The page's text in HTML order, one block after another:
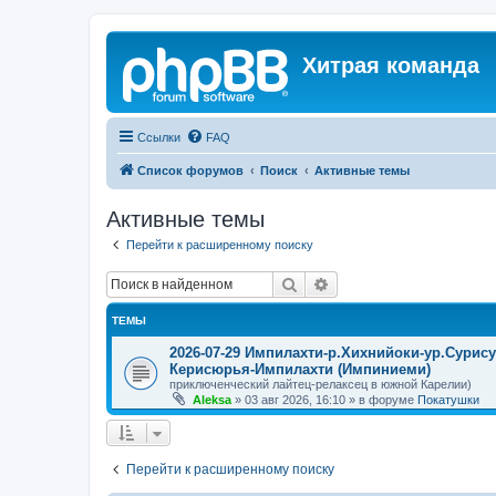
Хитрая команда
Ссылки FAQ
Список форумов Поиск Активные темы
Активные темы
Перейти к расширенному поиску
Поиск
ТЕМЫ
2026-07-29 Импилахти-р.Хихнийоки-
Керисюрья-Импилахти (Импиниеми)
приключенческий лайтец-релаксец в южной Карелии)
Aleksa » 03 авг 2026, 16:10 » в форуме Покатушки
Перейти к расширенному поиску